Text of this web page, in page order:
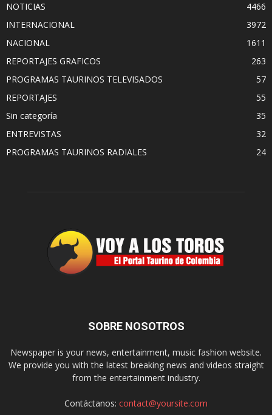
NOTICIAS
4466
INTERNACIONAL
3972
NACIONAL
1611
REPORTAJES GRAFICOS
263
PROGRAMAS TAURINOS TELEVISADOS
57
REPORTAJES
55
Sin categoría
35
ENTREVISTAS
32
PROGRAMAS TAURINOS RADIALES
24
SOBRE NOSOTROS
Newspaper is your news, entertainment, music fashion website.
We provide you with the latest breaking news and videos straight
from the entertainment industry.
Contáctanos: contact@yoursite.com